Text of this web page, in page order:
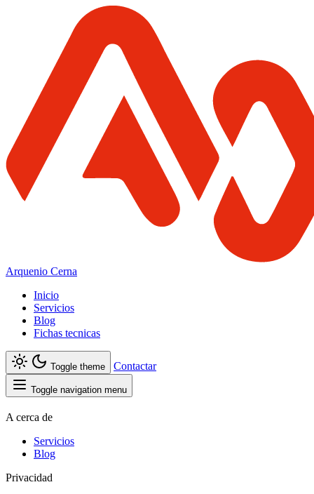
Arquenio Cerna
Inicio
Servicios
Blog
Fichas tecnicas
Toggle theme Contactar
Toggle navigation menu
A cerca de
Servicios
Blog
Privacidad